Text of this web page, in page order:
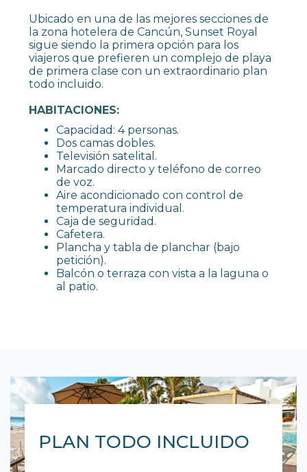
Ubicado en una de las mejores secciones de
la zona hotelera de Cancún, Sunset Royal
sigue siendo la primera opción para los
viajeros que prefieren un complejo de playa
de primera clase con un extraordinario plan
todo incluido.
HABITACIONES:
Capacidad: 4 personas.
Dos camas dobles.
Televisión satelital.
Marcado directo y teléfono de correo
de voz.
Aire acondicionado con control de
temperatura individual.
Caja de seguridad.
Cafetera.
Plancha y tabla de planchar (bajo
petición).
Balcón o terraza con vista a la laguna o
al patio.
PLAN TODO INCLUIDO